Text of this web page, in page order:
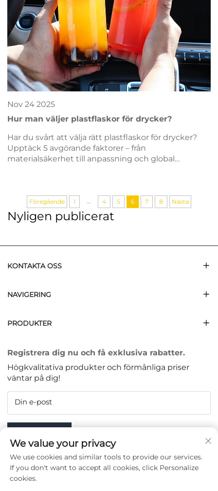
Nov 24 2025
Hur man väljer plastflaskor för drycker?
Har du svårt att välja rätt plastflaskor för drycker?
Upptäck 5 avgörande faktorer – från
materialsäkerhet till anpassning och global
Föregående 1 4 5 6 7 8 Nästa
Nyligen publicerat
KONTAKTA OSS
NAVIGERING
PRODUKTER
Registrera dig nu och få exklusiva rabatter.
Högkvalitativa produkter och förmånliga priser
väntar på dig!
Din e-post
FÖLJ OSS
We value your privacy
We use cookies and similar tools to provide our services.
If you don't want to accept all cookies, click Personalize
cookies.